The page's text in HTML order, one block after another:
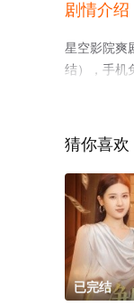
剧情介绍
星空影院爽
结），手机
猜你喜欢
已完结